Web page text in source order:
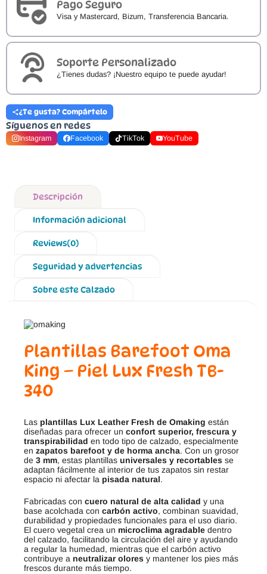
Pago Seguro
Visa y Mastercard, Bizum, Transferencia Bancaria.
Soporte Personalizado
¿Tienes dudas? ¡Nuestro equipo te puede ayudar!
¿Te gusta? Compártelo
Síguenos en redes
Instagram Facebook TikTok YouTube
Descripción
Información adicional
Reviews(0)
Seguridad y advertencias
Sobre este Calzado
Plantillas Barefoot Oma
King – Piel Lux Fresh TB-
340
Las plantillas Lux Leather Fresh de Omaking están
diseñadas para ofrecer un confort superior, frescura y
transpirabilidad en todo tipo de calzado, especialmente
en zapatos barefoot y de horma ancha. Con un grosor
de 3 mm, estas plantillas universales y recortables se
adaptan fácilmente al interior de tus zapatos sin restar
espacio ni afectar la pisada natural.
Fabricadas con cuero natural de alta calidad y una
base acolchada con carbón activo, combinan suavidad,
durabilidad y propiedades funcionales para el uso diario.
El cuero vegetal crea un microclima agradable dentro
del calzado, facilitando la circulación del aire y ayudando
a regular la humedad, mientras que el carbón activo
contribuye a neutralizar olores y mantener los pies más
frescos durante más tiempo.